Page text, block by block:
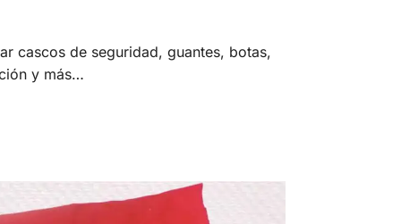
cascos de seguridad, guantes, botas,
y más…